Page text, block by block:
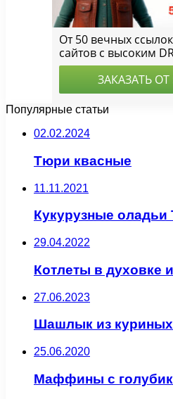
Популярные статьи
02.02.2024
Тюри квасные
11.11.2021
Кукурузные оладьи
29.04.2022
Котлеты в духовке
27.06.2023
Шашлык из
25.06.2020
Маффины с